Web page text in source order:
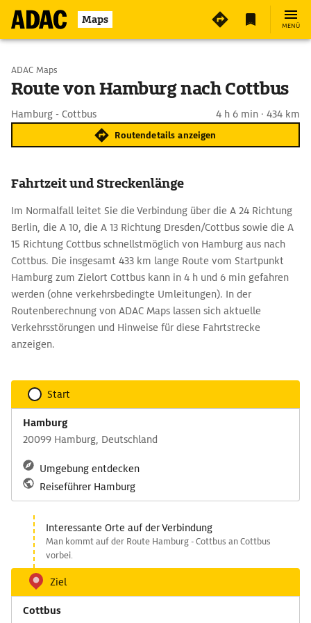
Maps MENÜ
Start wählen
ADAC Maps
Route von Hamburg nach Cottbus
Hamburg - Cottbus 4 h 6 min · 434 km
Routendetails anzeigen
Fahrtzeit und Streckenlänge
Im Normalfall leitet Sie die Verbindung über die A 24 Richtung
Berlin, die A 10, die A 13 Richtung Dresden/Cottbus sowie die A
15 Richtung Cottbus schnellstmöglich von Hamburg aus nach
Cottbus. Die insgesamt 433 km lange Route vom Startpunkt
Hamburg zum Zielort Cottbus kann in 4 h und 6 min gefahren
werden (ohne verkehrsbedingte Umleitungen). In der
Routenberechnung von ADAC Maps lassen sich aktuelle
Verkehrsstörungen und Hinweise für diese Fahrtstrecke
anzeigen.
Start
Hamburg
20099 Hamburg, Deutschland
Umgebung entdecken
Reiseführer Hamburg
Interessante Orte auf der Verbindung
Man kommt auf der Route Hamburg - Cottbus an Cottbus
vorbei.
Ziel
Cottbus